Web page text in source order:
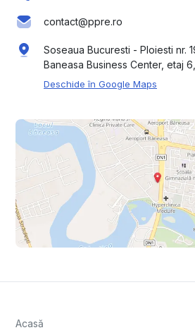
contact@ppre.ro
Soseaua Bucuresti - Ploiesti nr.
Baneasa Business Center, etaj
Deschide în Google Maps
Acasă